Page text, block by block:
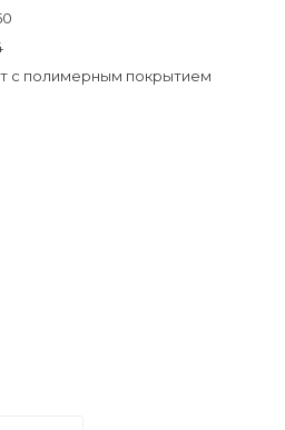
с полимерным покрытием